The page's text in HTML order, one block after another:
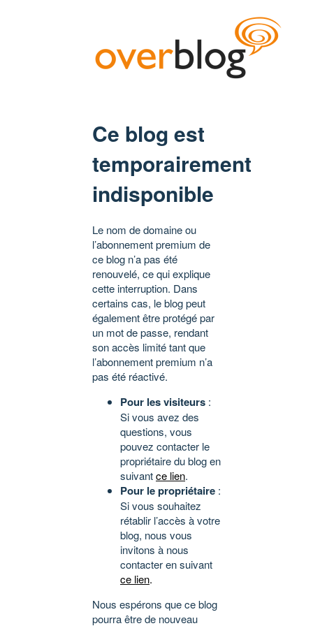
Ce blog est
temporairement
indisponible
Le nom de domaine ou
l’abonnement premium de
ce blog n’a pas été
renouvelé, ce qui explique
cette interruption. Dans
certains cas, le blog peut
également être protégé par
un mot de passe, rendant
son accès limité tant que
l’abonnement premium n’a
pas été réactivé.
Pour les visiteurs :
Si vous avez des
questions, vous
pouvez contacter le
propriétaire du blog en
suivantce lien.
Pour le propriétaire :
Si vous souhaitez
rétablir l’accès à votre
blog, nous vous
invitons à nous
contacter en suivant
ce lien.
Nous espérons que ce blog
pourra être de nouveau